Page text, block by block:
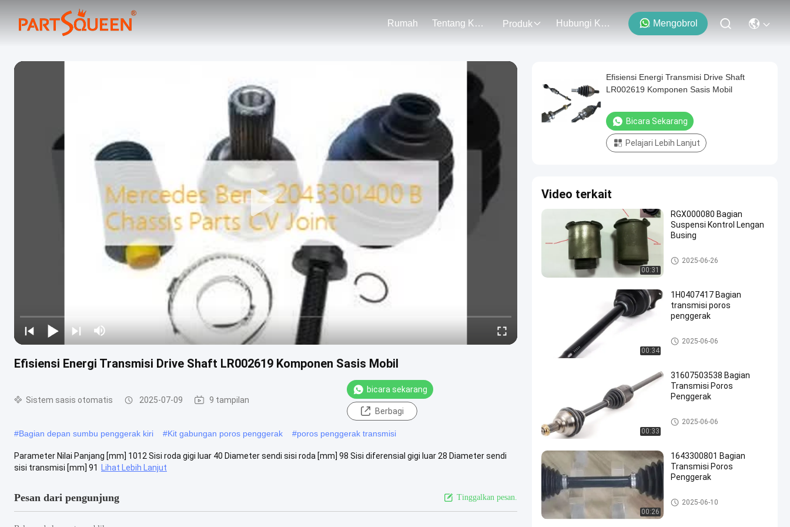
Rumah Tentang Kami Produk Hubungi Kami Mengobrol
Efisiensi Energi Transmisi Drive Shaft LR002619 Komponen Sasis Mobil
Sistem sasis otomatis 2025-07-09 9 tampilan
bicara sekarang
Berbagi
#Bagian depan sumbu penggerak kiri #Kit gabungan poros penggerak #poros penggerak transmisi
Parameter Nilai Panjang [mm] 1012 Sisi roda gigi luar 40 Diameter sendi sisi roda [mm] 98 Sisi diferensial gigi luar 28 Diameter sendi
sisi transmisi [mm] 91 Lihat Lebih Lanjut
Pesan dari pengunjung Tinggalkan pesan.
Efisiensi Energi Transmisi Drive Shaft
LR002619 Komponen Sasis Mobil
Bicara Sekarang
Pelajari Lebih Lanjut
Video terkait
00:31
RGX000080 Bagian
Suspensi Kontrol Lengan
Busing
Car Suspension Bushing
2025-06-26
00:34
1H0407417 Bagian
transmisi poros
penggerak
Sistem sasis otomatis
2025-06-06
00:33
31607503538 Bagian
Transmisi Poros
Penggerak
Sistem sasis otomatis
2025-06-06
00:26
1643300801 Bagian
Transmisi Poros
Penggerak
Sistem sasis otomatis
2025-06-10